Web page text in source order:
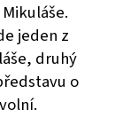
jeden z
druhý
o